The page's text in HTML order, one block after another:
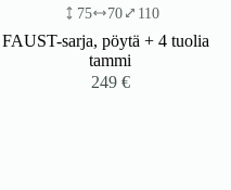
75 70 110
FAUST-sarja, pöytä + 4 tuolia /
tammi
249€